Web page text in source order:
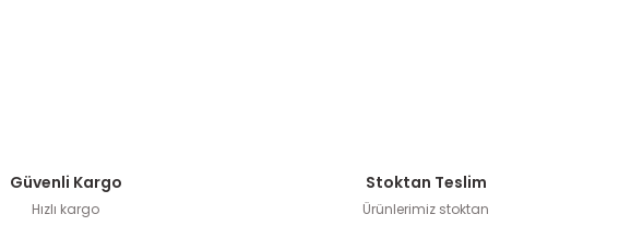
Güvenli Kargo
Hızlı kargo
Stoktan Teslim
Ürünlerimiz stoktan